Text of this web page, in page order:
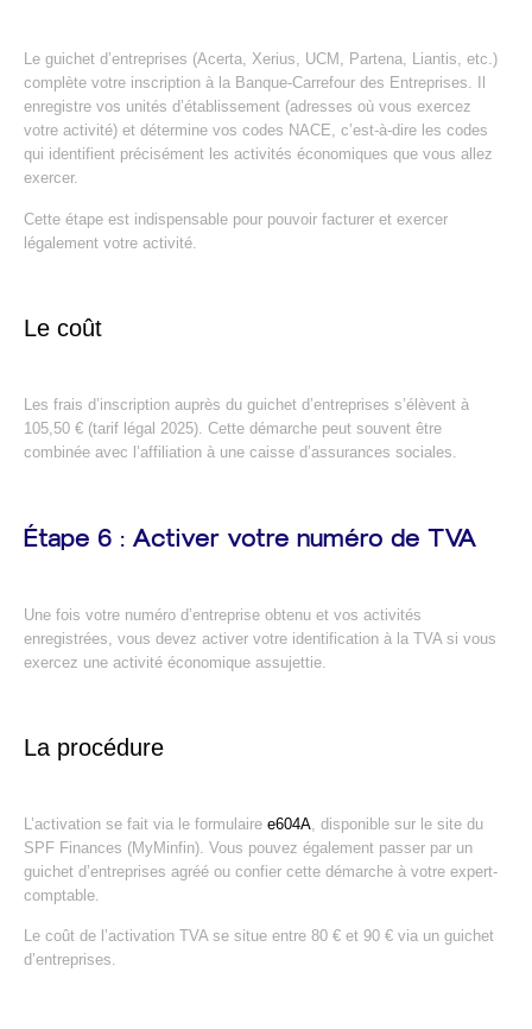
Le guichet d’entreprises (Acerta, Xerius, UCM, Partena, Liantis, etc.)
complète votre inscription à la Banque-Carrefour des Entreprises. Il
enregistre vos unités d’établissement (adresses où vous exercez
votre activité) et détermine vos codes NACE, c’est-à-dire les codes
qui identifient précisément les activités économiques que vous allez
exercer.
Cette étape est indispensable pour pouvoir facturer et exercer
légalement votre activité.
Le coût
Les frais d’inscription auprès du guichet d’entreprises s’élèvent à
105,50 € (tarif légal 2025). Cette démarche peut souvent être
combinée avec l’affiliation à une caisse d’assurances sociales.
Étape 6 : Activer votre numéro de TVA
Une fois votre numéro d’entreprise obtenu et vos activités
enregistrées, vous devez activer votre identification à la TVA si vous
exercez une activité économique assujettie.
La procédure
L’activation se fait via le formulaire e604A , disponible sur le site du
SPF Finances (MyMinfin). Vous pouvez également passer par un
guichet d’entreprises agréé ou confier cette démarche à votre expert-
comptable.
Le coût de l’activation TVA se situe entre 80 € et 90 € via un guichet
d’entreprises.